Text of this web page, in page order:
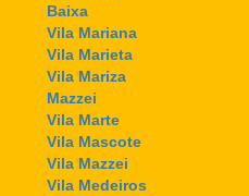
Baixa
Vila Mariana
Vila Marieta
Vila Mariza
Mazzei
Vila Marte
Vila Mascote
Vila Mazzei
Vila Medeiros